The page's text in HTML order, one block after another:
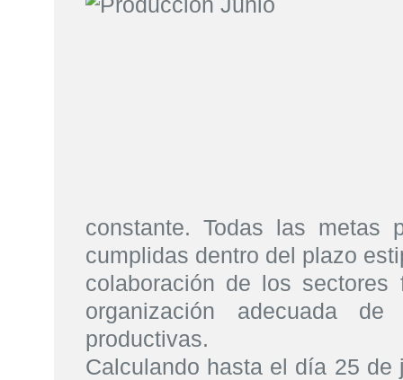
constante. Todas las metas
cumplidas dentro del plazo
colaboración de los
organización adecuada
productivas.
Calculando hasta el día 25 de